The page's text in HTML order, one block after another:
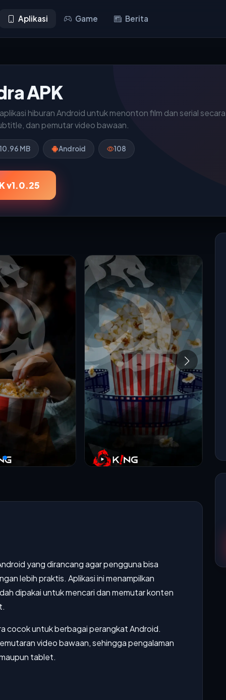
Aplikasi Game Berita
APK
hiburan Android untuk menonton film dan serial
dan pemutar video bawaan.
10.96 MB Android 108
v1.0.25
yang dirancang agar pengguna bisa
lebih praktis. Aplikasi ini menampilkan
dipakai untuk mencari dan memutar konten
cocok untuk berbagai perangkat Android.
video bawaan, sehingga pengalaman
tablet.